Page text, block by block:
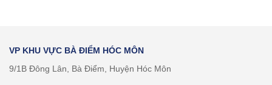
VP KHU VỰC BÀ ĐIỂM HÓC MÔN
9/1B Đông Lân, Bà Điểm, Huyện Hóc Môn